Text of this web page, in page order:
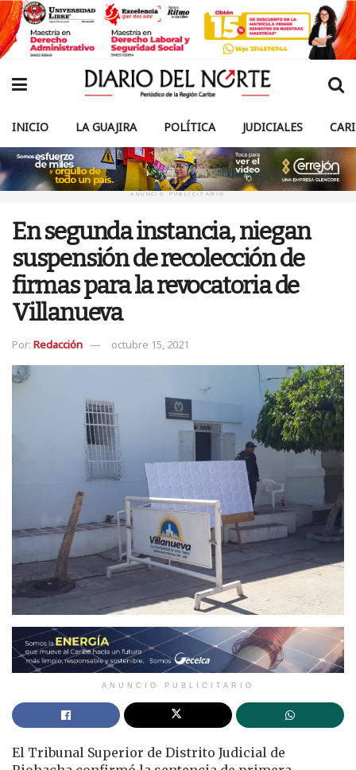
INICIO LA GUAJIRA POLÍTICA JUDICIALES
ANUNCIO PUBLICITARIO
En segunda instancia, niegan
suspensión de recolección de
firmas para la revocatoria de
Villanueva
Por: Redacción octubre 15, 2021
ANUNCIO PUBLICITARIO
El Tribunal Superior de Distrito Judicial de